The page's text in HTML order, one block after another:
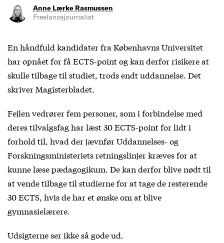
Anne Lærke Rasmussen
Freelancejournalist
En håndfuld kandidater fra Københavns Universitet
har opnået for få ECTS-point og kan derfor risikere at
skulle tilbage til studiet, trods endt uddannelse. Det
skriver Magisterbladet.
Fejlen vedrører fem personer, som i forbindelse med
deres tilvalgsfag har læst 30 ECTS-point for lidt i
forhold til, hvad der jævnfør Uddannelses- og
Forskningsministeriets retningslinjer kræves for at
kunne læse pædagogikum. De kan derfor blive nødt til
at vende tilbage til studierne for at tage de resterende
30 ECTS, hvis de har et ønske om at blive
gymnasielærere.
Udsigterne ser ikke så gode ud.